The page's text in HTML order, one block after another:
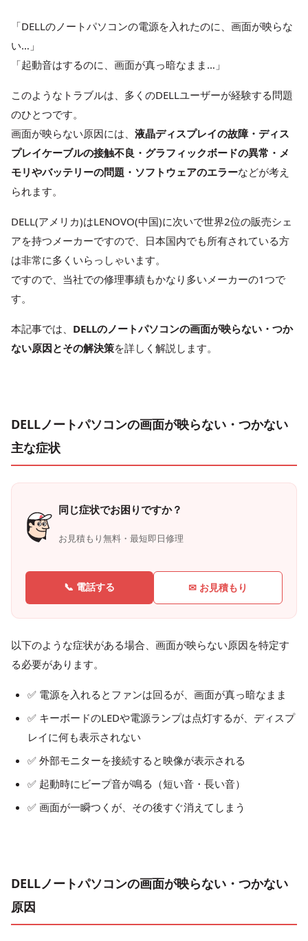
「DELLのノートパソコンの電源を入れたのに、画面が映らな
い…」
「起動音はするのに、画面が真っ暗なまま…」
このようなトラブルは、多くのDELLユーザーが経験する問題
のひとつです。
画面が映らない原因には、 液晶ディスプレイの故障・ディス
プレイケーブルの接触不良・グラフィックボードの異常・メ
モリやバッテリーの問題・ソフトウェアのエラーなどが考え
られます。
DELL(アメリカ)はLENOVO(中国)に次いで世界2位の販売シェ
アを持つメーカーですので、日本国内でも所有されている方
は非常に多くいらっしゃいます。
ですので、当社での修理事績もかなり多いメーカーの1つで
す。
本記事では、 DELLのノートパソコンの画面が映らない・つか
ない原因とその解決策を詳しく解説します。
DELLノートパソコンの画面が映らない・つかない
主な症状
同じ症状でお困りですか？
お見積もり無料・最短即日修理
📞 電話する ✉ お見積もり
以下のような症状がある場合、画面が映らない原因を特定す
る必要があります。
✅ 電源を入れるとファンは回るが、画面が真っ暗なまま
✅ キーボードのLEDや電源ランプは点灯するが、ディスプ
レイに何も表示されない
✅ 外部モニターを接続すると映像が表示される
✅ 起動時にビープ音が鳴る（短い音・長い音）
✅ 画面が一瞬つくが、その後すぐ消えてしまう
DELLノートパソコンの画面が映らない・つかない
原因